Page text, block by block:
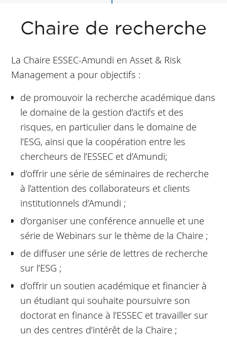
Chaire de recherche
La Chaire ESSEC-Amundi en Asset & Risk
Management a pour objectifs :
de promouvoir la recherche académique dans
le domaine de la gestion d’actifs et des
risques, en particulier dans le domaine de
l’ESG, ainsi que la coopération entre les
chercheurs de l’ESSEC et d’Amundi;
d’offrir une série de séminaires de recherche
à l’attention des collaborateurs et clients
institutionnels d’Amundi ;
d’organiser une conférence annuelle et une
série de Webinars sur le thème de la Chaire ;
de diffuser une série de lettres de recherche
sur l’ESG ;
d’offrir un soutien académique et financier à
un étudiant qui souhaite poursuivre son
doctorat en finance à l’ESSEC et travailler sur
un des centres d’intérêt de la Chaire ;